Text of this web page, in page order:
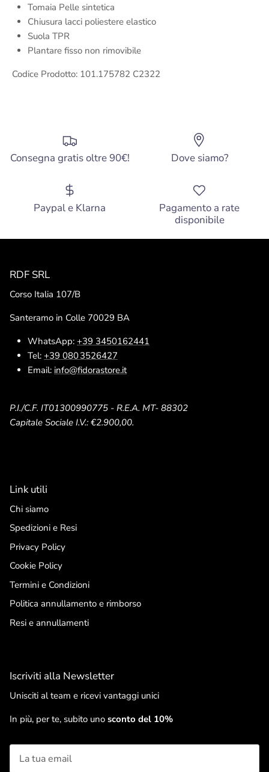
Tomaia Pelle sintetica
Chiusura lacci poliestere elastico
Suola TPR
Plantare fisso non rimovibile
Codice Prodotto: 101.175782 C2322
Consegna gratis oltre 90€! Dove siamo?
Paypal e Klarna
Pagamento a rate
disponibile
RDF SRL
Corso Italia 107/B
Santeramo in Colle 70029 BA
WhatsApp: +39 3450162441
Tel: +39 080 3526427
Email: info@fidorastore.it
P.I./C.F. IT01300990775 - R.E.A. MT- 88302
Capitale Sociale I.V.: €2.900,00.
Link utili
Chi siamo
Spedizioni e Resi
Privacy Policy
Cookie Policy
Termini e Condizioni
Politica annullamento e rimborso
Resi e annullamenti
Iscriviti alla Newsletter
Unisciti al team e ricevi vantaggi unici
In più, per te, subito uno sconto del 10%